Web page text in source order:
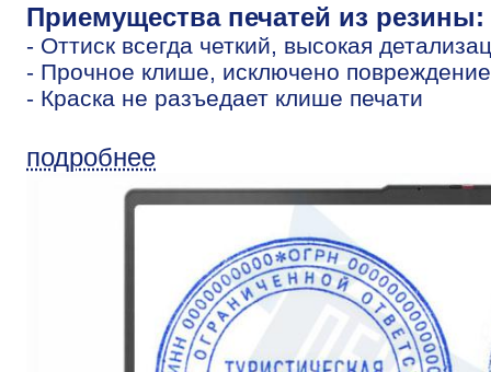
Приемущества печатей из резины:
- Оттиск всегда четкий, высокая
- Прочное клише, исключено
- Краска не разъедает клише печати
подробнее